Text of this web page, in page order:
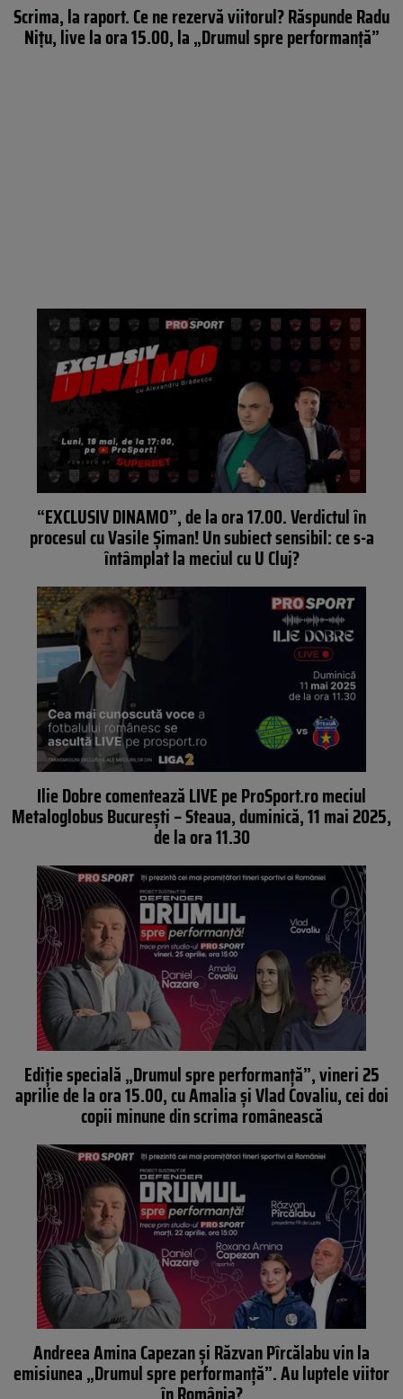
Scrima, la raport. Ce ne rezervă viitorul? Răspunde Radu
Nițu, live la ora 15.00, la „Drumul spre performanță”
“EXCLUSIV DINAMO”, de la ora 17.00. Verdictul în
procesul cu Vasile Șiman! Un subiect sensibil: ce s-a
întâmplat la meciul cu U Cluj?
Ilie Dobre comentează LIVE pe ProSport.ro meciul
Metaloglobus București – Steaua, duminică, 11 mai 2025,
de la ora 11.30
Ediție specială „Drumul spre performanță”, vineri 25
aprilie de la ora 15.00, cu Amalia și Vlad Covaliu, cei doi
copii minune din scrima românească
Andreea Amina Capezan și Răzvan Pîrcălabu vin la
emisiunea „Drumul spre performanță”. Au luptele viitor